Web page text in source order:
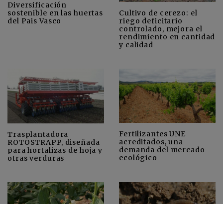
Diversificación
sostenible en las huertas
del Pais Vasco
Cultivo de cerezo: el
riego deficitario
controlado, mejora el
rendimiento en cantidad
y calidad
Trasplantadora
ROTOSTRAPP, diseñada
para hortalizas de hoja y
otras verduras
Fertilizantes UNE
acreditados, una
demanda del mercado
ecológico